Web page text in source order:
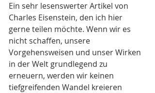
Ein sehr lesenswerter Artikel von
Charles Eisenstein, den ich hier
gerne teilen möchte. Wenn wir es
nicht schaffen, unsere
Vorgehensweisen und unser Wirken
in der Welt grundlegend zu
erneuern, werden wir keinen
tiefgreifenden Wandel kreieren